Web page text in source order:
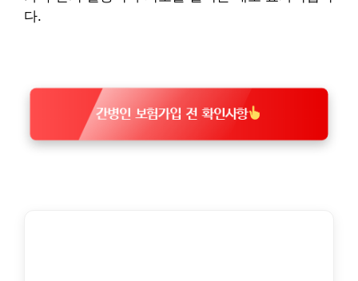
다.
간병인 보험가입 전 확인사항